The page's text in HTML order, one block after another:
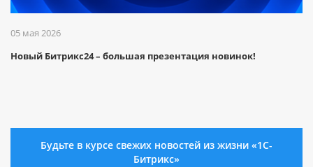
05 мая 2026
Новый Битрикс24 – большая презентация новинок!
Будьте в курсе свежих новостей из жизни «1С-
Битрикс»